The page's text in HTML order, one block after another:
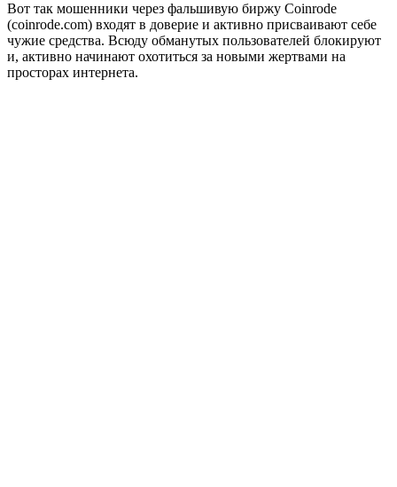
Вот так мошенники через фальшивую биржу Coinrode
(coinrode.com) входят в доверие и активно присваивают себе
чужие средства. Всюду обманутых пользователей блокируют
и, активно начинают охотиться за новыми жертвами на
просторах интернета.